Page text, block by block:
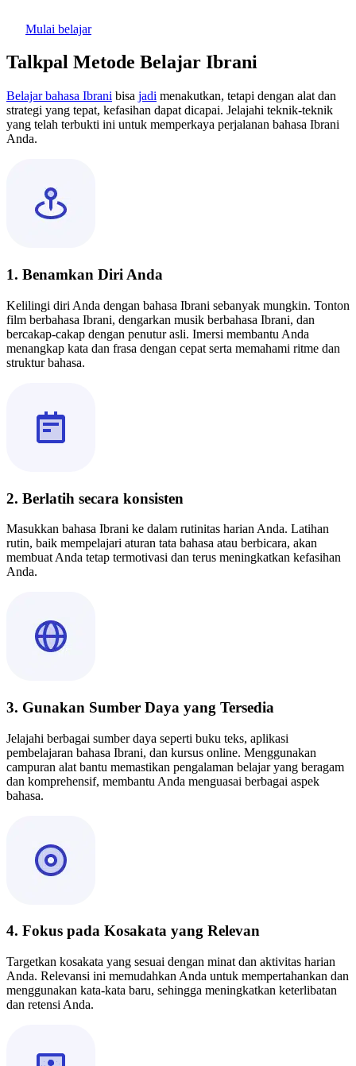
Mulai belajar
Talkpal Metode Belajar Ibrani
Belajar bahasa Ibrani bisa jadi menakutkan, tetapi dengan alat dan
strategi yang tepat, kefasihan dapat dicapai. Jelajahi teknik-teknik
yang telah terbukti ini untuk memperkaya perjalanan bahasa Ibrani
Anda.
1. Benamkan Diri Anda
Kelilingi diri Anda dengan bahasa Ibrani sebanyak mungkin. Tonton
film berbahasa Ibrani, dengarkan musik berbahasa Ibrani, dan
bercakap-cakap dengan penutur asli. Imersi membantu Anda
menangkap kata dan frasa dengan cepat serta memahami ritme dan
struktur bahasa.
2. Berlatih secara konsisten
Masukkan bahasa Ibrani ke dalam rutinitas harian Anda. Latihan
rutin, baik mempelajari aturan tata bahasa atau berbicara, akan
membuat Anda tetap termotivasi dan terus meningkatkan kefasihan
Anda.
3. Gunakan Sumber Daya yang Tersedia
Jelajahi berbagai sumber daya seperti buku teks, aplikasi
pembelajaran bahasa Ibrani, dan kursus online. Menggunakan
campuran alat bantu memastikan pengalaman belajar yang beragam
dan komprehensif, membantu Anda menguasai berbagai aspek
bahasa.
4. Fokus pada Kosakata yang Relevan
Targetkan kosakata yang sesuai dengan minat dan aktivitas harian
Anda. Relevansi ini memudahkan Anda untuk mempertahankan dan
menggunakan kata-kata baru, sehingga meningkatkan keterlibatan
dan retensi Anda.